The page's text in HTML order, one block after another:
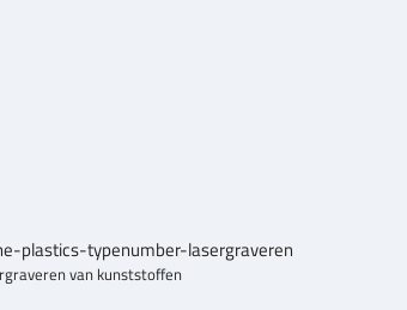
van kunststoffen